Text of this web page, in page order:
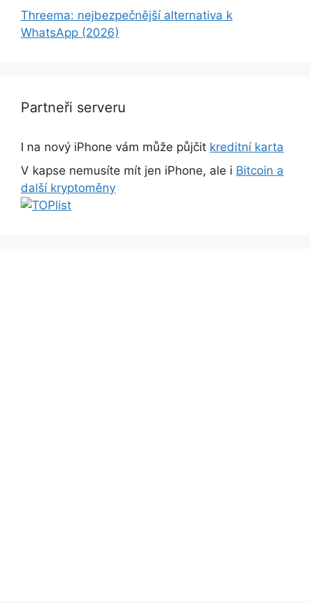
Threema: nejbezpečnější alternativa k
WhatsApp (2026)
Partneři serveru
I na nový iPhone vám může půjčit kreditní karta
V kapse nemusíte mít jen iPhone, ale i Bitcoin a
další kryptoměny